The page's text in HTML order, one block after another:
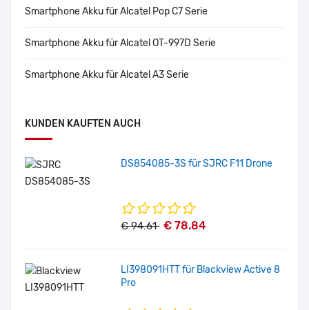
Smartphone Akku für Alcatel Pop C7 Serie
Smartphone Akku für Alcatel OT-997D Serie
Smartphone Akku für Alcatel A3 Serie
KUNDEN KAUFTEN AUCH
DS854085-3S für SJRC F11 Drone
€ 94.61 € 78.84
LI398091HTT für Blackview Active 8
Pro